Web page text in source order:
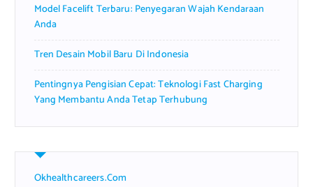
Model Facelift Terbaru: Penyegaran Wajah Kendaraan
Anda
Tren Desain Mobil Baru Di Indonesia
Pentingnya Pengisian Cepat: Teknologi Fast Charging
Yang Membantu Anda Tetap Terhubung
Okhealthcareers.com